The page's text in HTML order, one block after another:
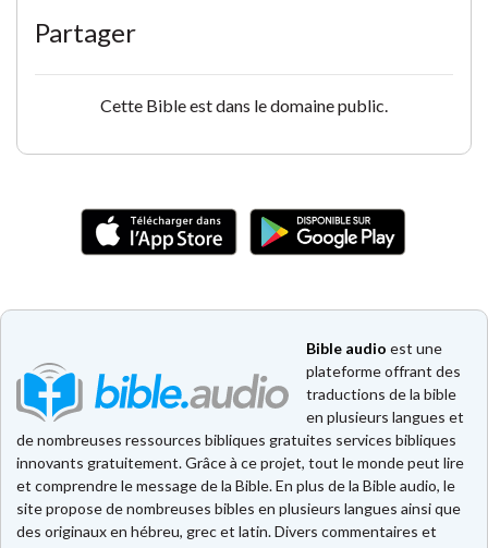
Partager
Cette Bible est dans le domaine public.
Bible audio est une
plateforme offrant des
traductions de la bible
en plusieurs langues et
de nombreuses ressources bibliques gratuites services bibliques
innovants gratuitement. Grâce à ce projet, tout le monde peut lire
et comprendre le message de la Bible. En plus de la Bible audio, le
site propose de nombreuses bibles en plusieurs langues ainsi que
des originaux en hébreu, grec et latin. Divers commentaires et